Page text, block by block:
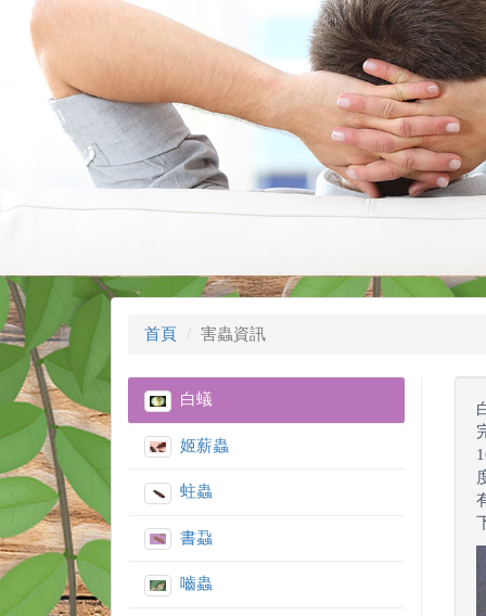
首頁 害蟲資訊
白蟻
姬薪蟲
蛀蟲
書蝨
嚙蟲